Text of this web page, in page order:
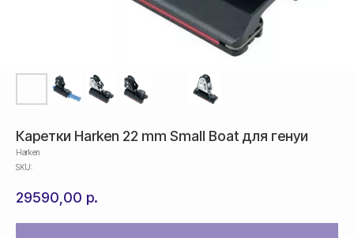
Каретки Harken 22 mm Small Boat для генуи
Harken
SKU:
29590,00 р.